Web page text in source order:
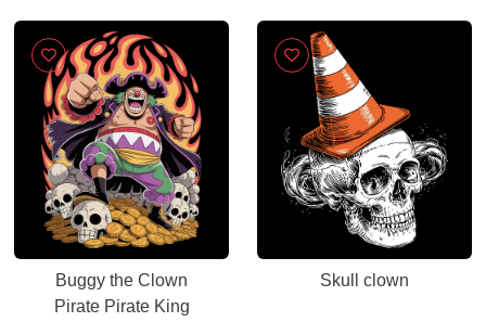
Buggy the Clown
Pirate Pirate King
Skull clown